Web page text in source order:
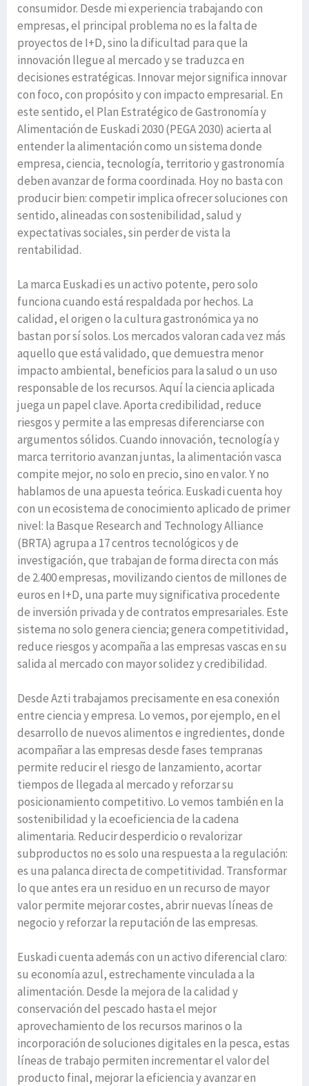
consumidor. Desde mi experiencia trabajando con
empresas, el principal problema no es la falta de
proyectos de I+D, sino la dificultad para que la
innovación llegue al mercado y se traduzca en
decisiones estratégicas. Innovar mejor significa innovar
con foco, con propósito y con impacto empresarial. En
este sentido, el Plan Estratégico de Gastronomía y
Alimentación de Euskadi 2030 (PEGA 2030) acierta al
entender la alimentación como un sistema donde
empresa, ciencia, tecnología, territorio y gastronomía
deben avanzar de forma coordinada. Hoy no basta con
producir bien: competir implica ofrecer soluciones con
sentido, alineadas con sostenibilidad, salud y
expectativas sociales, sin perder de vista la
rentabilidad.
La marca Euskadi es un activo potente, pero solo
funciona cuando está respaldada por hechos. La
calidad, el origen o la cultura gastronómica ya no
bastan por sí solos. Los mercados valoran cada vez más
aquello que está validado, que demuestra menor
impacto ambiental, beneficios para la salud o un uso
responsable de los recursos. Aquí la ciencia aplicada
juega un papel clave. Aporta credibilidad, reduce
riesgos y permite a las empresas diferenciarse con
argumentos sólidos. Cuando innovación, tecnología y
marca territorio avanzan juntas, la alimentación vasca
compite mejor, no solo en precio, sino en valor. Y no
hablamos de una apuesta teórica. Euskadi cuenta hoy
con un ecosistema de conocimiento aplicado de primer
nivel: la Basque Research and Technology Alliance
(BRTA) agrupa a 17 centros tecnológicos y de
investigación, que trabajan de forma directa con más
de 2.400 empresas, movilizando cientos de millones de
euros en I+D, una parte muy significativa procedente
de inversión privada y de contratos empresariales. Este
sistema no solo genera ciencia; genera competitividad,
reduce riesgos y acompaña a las empresas vascas en su
salida al mercado con mayor solidez y credibilidad.
Desde Azti trabajamos precisamente en esa conexión
entre ciencia y empresa. Lo vemos, por ejemplo, en el
desarrollo de nuevos alimentos e ingredientes, donde
acompañar a las empresas desde fases tempranas
permite reducir el riesgo de lanzamiento, acortar
tiempos de llegada al mercado y reforzar su
posicionamiento competitivo. Lo vemos también en la
sostenibilidad y la ecoeficiencia de la cadena
alimentaria. Reducir desperdicio o revalorizar
subproductos no es solo una respuesta a la regulación:
es una palanca directa de competitividad. Transformar
lo que antes era un residuo en un recurso de mayor
valor permite mejorar costes, abrir nuevas líneas de
negocio y reforzar la reputación de las empresas.
Euskadi cuenta además con un activo diferencial claro:
su economía azul, estrechamente vinculada a la
alimentación. Desde la mejora de la calidad y
conservación del pescado hasta el mejor
aprovechamiento de los recursos marinos o la
incorporación de soluciones digitales en la pesca, estas
líneas de trabajo permiten incrementar el valor del
producto final, mejorar la eficiencia y avanzar en